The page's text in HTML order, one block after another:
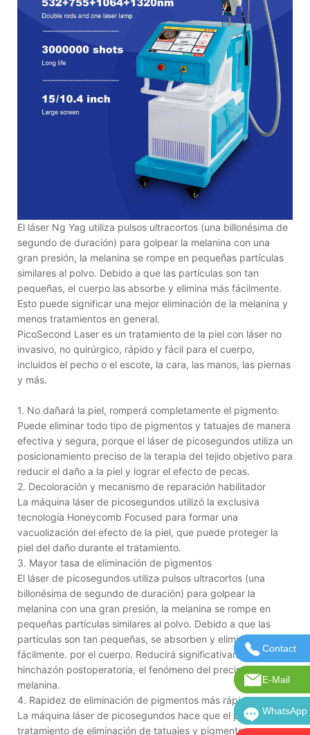
El láser Ng Yag utiliza pulsos ultracortos (una billonésima de
segundo de duración) para golpear la melanina con una
gran presión, la melanina se rompe en pequeñas partículas
similares al polvo. Debido a que las partículas son tan
pequeñas, el cuerpo las absorbe y elimina más fácilmente.
Esto puede significar una mejor eliminación de la melanina y
menos tratamientos en general.
PicoSecond Laser es un tratamiento de la piel con láser no
invasivo, no quirúrgico, rápido y fácil para el cuerpo,
incluidos el pecho o el escote, la cara, las manos, las piernas
y más.
1. No dañará la piel, romperá completamente el pigmento.
Puede eliminar todo tipo de pigmentos y tatuajes de manera
efectiva y segura, porque el láser de picosegundos utiliza un
posicionamiento preciso de la terapia del tejido objetivo para
reducir el daño a la piel y lograr el efecto de pecas.
2. Decoloración y mecanismo de reparación habilitador
La máquina láser de picosegundos utilizó la exclusiva
tecnología Honeycomb Focused para formar una
vacuolización del efecto de la piel, que puede proteger la
piel del daño durante el tratamiento.
3. Mayor tasa de eliminación de pigmentos
El láser de picosegundos utiliza pulsos ultracortos (una
billonésima de segundo de duración) para golpear la
melanina con una gran presión, la melanina se rompe en
pequeñas partículas similares al polvo. Debido a que las
partículas son tan pequeñas, se absorben y eliminan más
fácilmente. por el cuerpo. Reducirá significativamente la
hinchazón postoperatoria, el fenómeno del precipitado de
melanina.
4. Rapidez de eliminación de pigmentos más rápida
La máquina láser de picosegundos hace que el proceso de
tratamiento de eliminación de tatuajes y pigmentos se
Contact
E-Mail
Correo
WhatsApp